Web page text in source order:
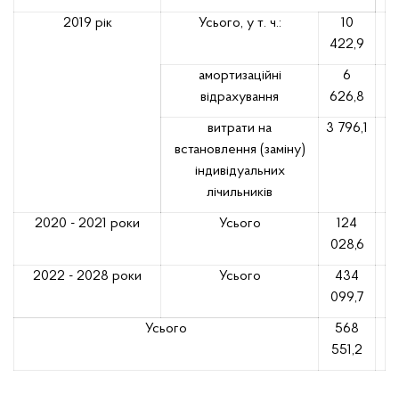
2019 рік Усього, у т. ч.:
10
422,9
амортизаційні
відрахування
6
626,8
витрати на
встановлення (заміну)
індивідуальних
лічильників
3 796,1
2020 - 2021 роки Усього
124
028,6
2022 - 2028 роки Усього
434
099,7
Усього
568
551,2